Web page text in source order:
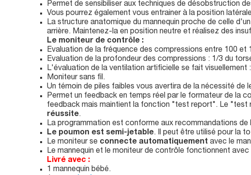
Permet de sensibiliser aux techniques de désobstruction
Vous pourrez également vous entrainer à la position
La structure anatomique du mannequin proche de celle
arrière. Maintenez-la en position neutre et réalisez des
Le moniteur de contrôle :
Evaluation de la fréquence des compressions entre 100 et
Evaluation de la profondeur des compressions : 1/3 du
L'évaluation de la ventilation artificielle se fait
Moniteur sans fil.
Un témoin de piles faibles vous avertira de la nécessité de
Permet un feedback en temps réel par le formateur de la
feedback mais maintient la fonction "test report". Le
réussite.
La programmation est conforme aux recommandations de
Le poumon est semi-jetable. Il peut être utilisé pour la
Le moniteur se connecte automatiquement avec le
Le mannequin et le moniteur de contrôle fonctionnent avec
Livré avec :
1 mannequin bébé.